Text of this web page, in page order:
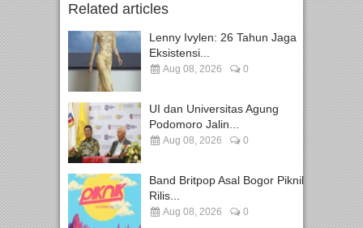
Related articles
Lenny Ivylen: 26 Tahun Jaga
Eksistensi...
Aug 08, 2026 0
UI dan Universitas Agung
Podomoro Jalin...
Aug 08, 2026 0
Band Britpop Asal Bogor Piknik
Rilis...
Aug 08, 2026 0